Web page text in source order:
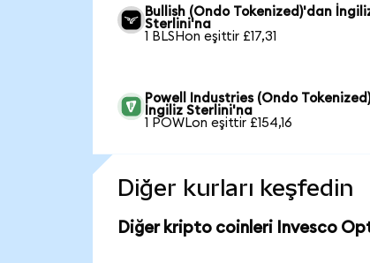
Bullish (Ondo Tokenized)'dan
Sterlini'na
1 BLSHon eşittir £17,31
Powell Industries (Ondo
İngiliz Sterlini'na
1 POWLon eşittir £154,16
Diğer kurları keşfedin
Diğer kripto coinleri Invesco